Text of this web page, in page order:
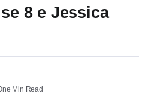
8 e Jessica
Min Read